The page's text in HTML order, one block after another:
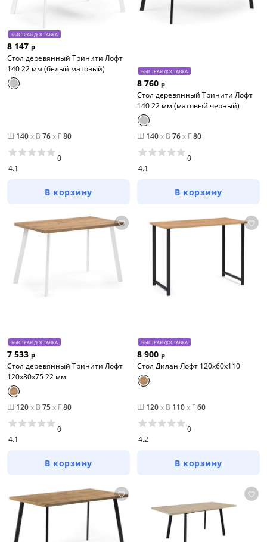
БЫСТРАЯ ДОСТАВКА
8 147 р
Стол деревянный Тринити Лофт
140 22 мм (белый матовый)
Ш 140x В 76x Г80
4.1
0
В корзину
БЫСТРАЯ ДОСТАВКА
8 760 р
Стол деревянный Тринити Лофт
140 22 мм (матовый черный)
Ш 140x В 76x Г80
4.1
0
В корзину
БЫСТРАЯ ДОСТАВКА
7 533 р
Стол деревянный Тринити Лофт
120x80x75 22 мм
Ш 120x В 75x Г80
4.1
0
В корзину
БЫСТРАЯ ДОСТАВКА
8 900 р
Стол Дилан Лофт 120х60х110
Ш 120x В 110x Г60
4.2
0
В корзину